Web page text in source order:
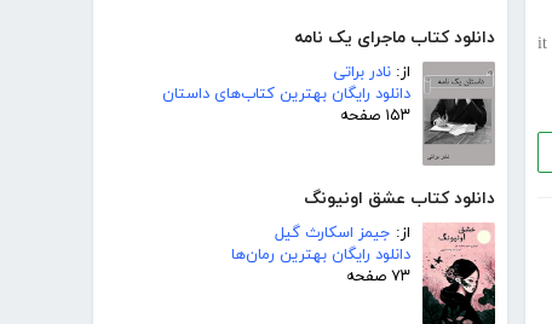
دانلود کتاب ماجرای یک نامه
از: نادر براتی
دانلود رایگان بهترین کتاب‌های داستان
۱۵۳ صفحه
دانلود کتاب عشق اونیونگ
از: جیمز اسکارث گیل
دانلود رایگان بهترین رمان‌ها
۷۳ صفحه
it